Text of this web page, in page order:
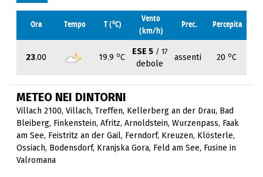
Ora Tempo T (oC)
Vento
(km/h)
Prec. Percepita
23.00 19.9 oC
ESE 5 / 17
debole
assenti 20 oC
METEO NEI DINTORNI
Villach 2100, Villach, Treffen, Kellerberg an der Drau, Bad
Bleiberg, Finkenstein, Afritz, Arnoldstein, Wurzenpass, Faak
am See, Feistritz an der Gail, Ferndorf, Kreuzen, Klösterle,
Ossiach, Bodensdorf, Kranjska Gora, Feld am See, Fusine in
Valromana